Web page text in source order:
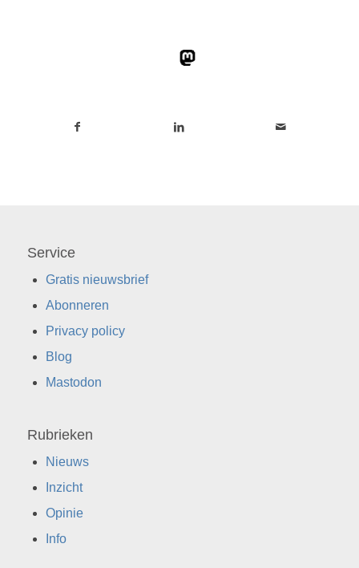
Service
Gratis nieuwsbrief
Abonneren
Privacy policy
Blog
Mastodon
Rubrieken
Nieuws
Inzicht
Opinie
Info